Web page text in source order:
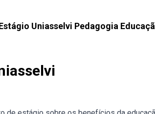
Uniasselvi Pedagogia